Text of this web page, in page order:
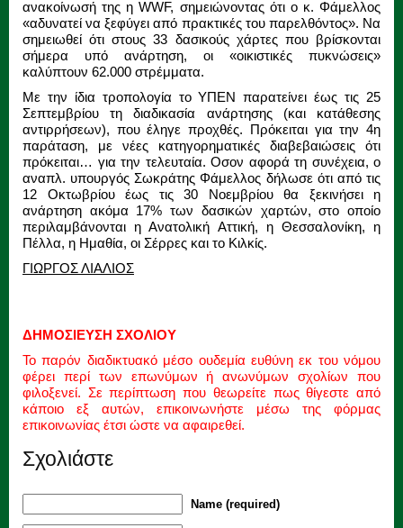
ανακοίνωσή της η WWF, σημειώνοντας ότι ο κ. Φάμελλος
«αδυνατεί να ξεφύγει από πρακτικές του παρελθόντος». Να
σημειωθεί ότι στους 33 δασικούς χάρτες που βρίσκονται
σήμερα υπό ανάρτηση, οι «οικιστικές πυκνώσεις»
καλύπτουν 62.000 στρέμματα.
Με την ίδια τροπολογία το ΥΠΕΝ παρατείνει έως τις 25
Σεπτεμβρίου τη διαδικασία ανάρτησης (και κατάθεσης
αντιρρήσεων), που έληγε προχθές. Πρόκειται για την 4η
παράταση, με νέες κατηγορηματικές διαβεβαιώσεις ότι
πρόκειται… για την τελευταία. Οσον αφορά τη συνέχεια, ο
αναπλ. υπουργός Σωκράτης Φάμελλος δήλωσε ότι από τις
12 Οκτωβρίου έως τις 30 Νοεμβρίου θα ξεκινήσει η
ανάρτηση ακόμα 17% των δασικών χαρτών, στο οποίο
περιλαμβάνονται η Ανατολική Αττική, η Θεσσαλονίκη, η
Πέλλα, η Ημαθία, οι Σέρρες και το Κιλκίς.
ΓΙΩΡΓΟΣ ΛΙΑΛΙΟΣ
ΔΗΜΟΣΙΕΥΣΗ ΣΧΟΛΙΟΥ
Το παρόν διαδικτυακό μέσο ουδεμία ευθύνη εκ του νόμου
φέρει περί των επωνύμων ή ανωνύμων σχολίων που
φιλοξενεί. Σε περίπτωση που θεωρείτε πως θίγεστε από
κάποιο εξ αυτών, επικοινωνήστε μέσω της φόρμας
επικοινωνίας έτσι ώστε να αφαιρεθεί.
Σχολιάστε
Name (required)